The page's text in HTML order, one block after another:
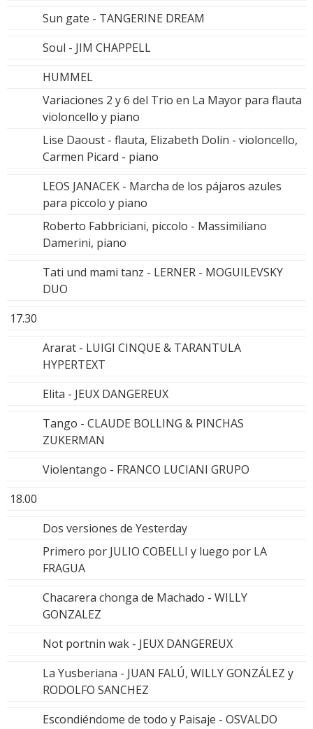
Sun gate - TANGERINE DREAM
Soul - JIM CHAPPELL
HUMMEL
Variaciones 2 y 6 del Trio en La Mayor para flauta
violoncello y piano
Lise Daoust - flauta, Elizabeth Dolin - violoncello,
Carmen Picard - piano
LEOS JANACEK - Marcha de los pájaros azules
para piccolo y piano
Roberto Fabbriciani, piccolo - Massimiliano
Damerini, piano
Tati und mami tanz - LERNER - MOGUILEVSKY
DUO
17.30
Ararat - LUIGI CINQUE & TARANTULA
HYPERTEXT
Elita - JEUX DANGEREUX
Tango - CLAUDE BOLLING & PINCHAS
ZUKERMAN
Violentango - FRANCO LUCIANI GRUPO
18.00
Dos versiones de Yesterday
Primero por JULIO COBELLI y luego por LA
FRAGUA
Chacarera chonga de Machado - WILLY
GONZALEZ
Not portnin wak - JEUX DANGEREUX
La Yusberiana - JUAN FALÚ, WILLY GONZÁLEZ y
RODOLFO SANCHEZ
Escondiéndome de todo y Paisaje - OSVALDO